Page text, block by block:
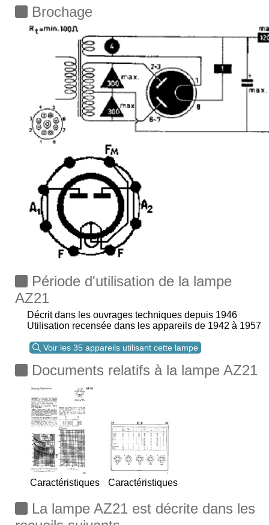
Brochage
Période d'utilisation de la lampe
AZ21
Décrit dans les ouvrages techniques depuis 1946
Utilisation recensée dans les appareils de 1942 à 1957
Voir les 35 appareils utilisant cette lampe
Documents relatifs à la lampe AZ21
Caractéristiques Caractéristiques
La lampe AZ21 est décrite dans les